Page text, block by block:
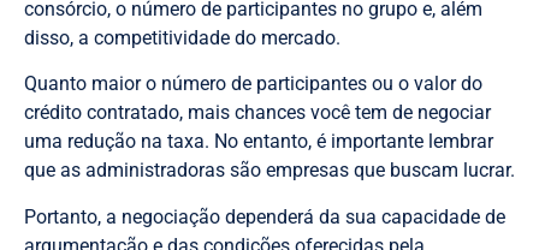
consórcio, o número de participantes no grupo e, além
disso, a competitividade do mercado.
Quanto maior o número de participantes ou o valor do
crédito contratado, mais chances você tem de negociar
uma redução na taxa. No entanto, é importante lembrar
que as administradoras são empresas que buscam lucrar.
Portanto, a negociação dependerá da sua capacidade de